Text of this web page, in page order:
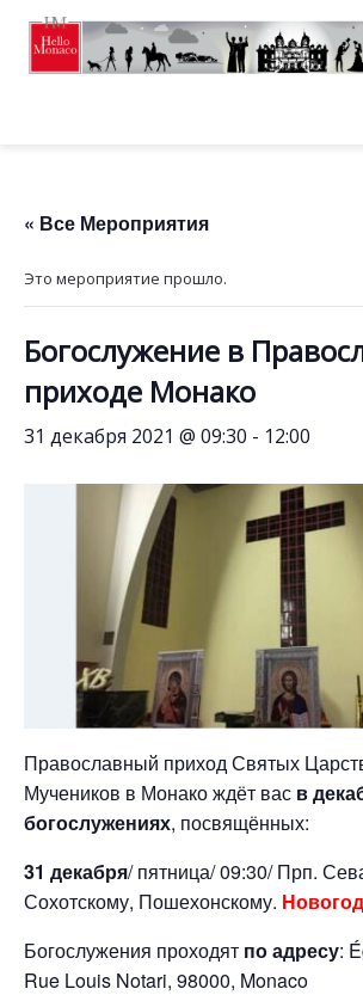
« Все Мероприятия
Это мероприятие прошло.
Богослужение в
приходе Монако
31 декабря 2021 @ 09:30 - 12:00
Православный приход Святых
Мучеников в Монако ждёт вас в
богослужениях, посвящённых:
31 декабря/ пятница/ 09:30/ Прп.
Сохотскому, Пошехонскому.
Богослужения проходят по адресу:
Rue Louis Notari, 98000, Monaco